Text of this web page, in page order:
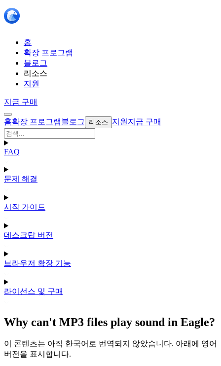
홈
확장 프로그램
블로그
리소스
지원
지금 구매
홈확장 프로그램블로그 리소스 지원 지금 구매
FAQ
문제 해결
시작 가이드
데스크탑 버전
브라우저 확장 기능
라이선스 및 구매
Why can't MP3 files play sound in Eagle?
이 콘텐츠는 아직 한국어로 번역되지 않았습니다. 아래에 영어
버전을 표시합니다.